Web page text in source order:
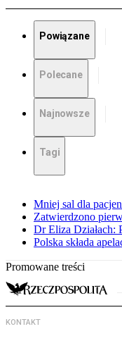
Powiązane
Polecane
Najnowsze
Tagi
Mniej sal dla
Zatwierdzono
Dr Eliza Działach:
Polska składa
Promowane treści
KONTAKT